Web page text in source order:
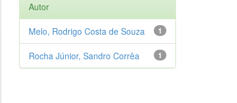
Autor
1
Melo, Rodrigo Costa de Souza
1
Rocha Júnior, Sandro Corrêa